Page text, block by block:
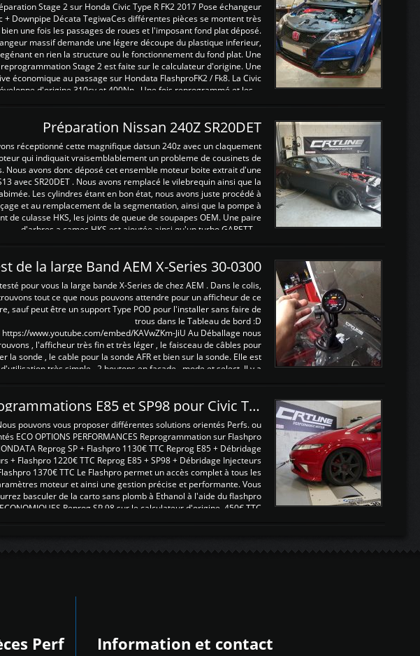
Stage 2 sur Honda Civic Type R FK2 2017 Pose échangeur
+ Downpipe Décata TegiwaCes différentes pièces se montent très
bien une fois les passages de roues et l'imposant fond plat déposé.
massif demande une légere découpe du plastique inferieur,
en rien la structure ou le fonctionnement du fond plat. Une
reprogrammation Stage 2 est faite sur le calculateur d'origine. Une
économique au passage sur Hondata FlashproFK2 / Fk8. La Civic
d'origine 310cv et 400Nn , Une fois reprogrammé et les ...
Préparation Nissan 240Z SR20DET
réceptionné cette magnifique datsun 240z avec un claquement
qui indiquait vraisemblablement un probleme de cousinets de
Nous avons donc déposé cet ensemble moteur boite extrait d'une
avec SR20DET . Nous avons remplacé le vilebrequin ainsi que la
Les cylindres étant en bon état, nous avons juste procédé à
et au remplacement de la segmentation, ainsi que la pompe à
de culasse HKS, les joints de queue de soupapes OEM. Une paire
d'arbres a cames HKS est ajoutée ainsi qu'un turbo GARETT ...
de la large Band AEM X-Series 30-0300
pour vous la large bande X-Series de chez AEM . Dans le colis,
tout ce que nous pouvons attendre pour un afficheur de ce
sauf peut être un support Type POD pour l'installer sans faire de
trous dans le Tableau de bord :D
https://www.youtube.com/embed/KAVwZKm-JiU Au Déballage nous
, l'afficheur très fin et très léger , le faisceau de câbles pour
la sonde , le cable pour la sonde AFR et bien sur la sonde. Elle est
d'utilisation très simple , 2 boutons en façade , mode et select. Il y a
Reprogrammations E85 et SP98 pour Civic Type R FN2
pouvons vous proposer différentes solutions orientés Perfs. ou
ECO OPTIONS PERFORMANCES Reprogrammation sur Flashpro
Reprog SP + Flashpro 1130€ TTC Reprog E85 + Débridage
+ Flashpro 1220€ TTC Reprog E85 + SP98 + Débridage Injecteurs
1370€ TTC Le Flashpro permet un accès complet à tous les
moteur et ainsi une gestion précise et performante. Vous
basculer de la carto sans plomb à Ethanol à l'aide du flashpro
Reprog SP 98 sur le calculateur d'origine 450€ TTC
Perf Information et contact